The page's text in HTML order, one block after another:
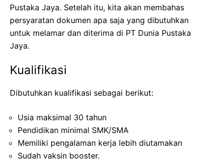
Pustaka Jaya. Setelah itu, kita akan membahas
persyaratan dokumen apa saja yang dibutuhkan
untuk melamar dan diterima di PT Dunia Pustaka
Jaya.
Kualifikasi
Dibutuhkan kualifikasi sebagai berikut:
Usia maksimal 30 tahun
Pendidikan minimal SMK/SMA
Memiliki pengalaman kerja lebih diutamakan
Sudah vaksin booster.